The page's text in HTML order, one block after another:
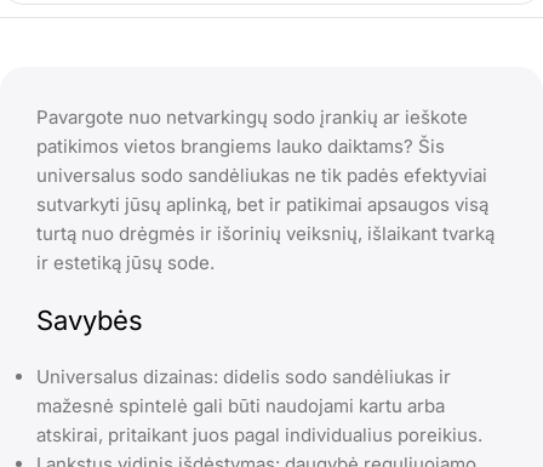
Pavargote nuo netvarkingų sodo įrankių ar ieškote
patikimos vietos brangiems lauko daiktams? Šis
universalus sodo sandėliukas ne tik padės efektyviai
sutvarkyti jūsų aplinką, bet ir patikimai apsaugos visą
turtą nuo drėgmės ir išorinių veiksnių, išlaikant tvarką
ir estetiką jūsų sode.
Savybės
Universalus dizainas: didelis sodo sandėliukas ir
mažesnė spintelė gali būti naudojami kartu arba
atskirai, pritaikant juos pagal individualius poreikius.